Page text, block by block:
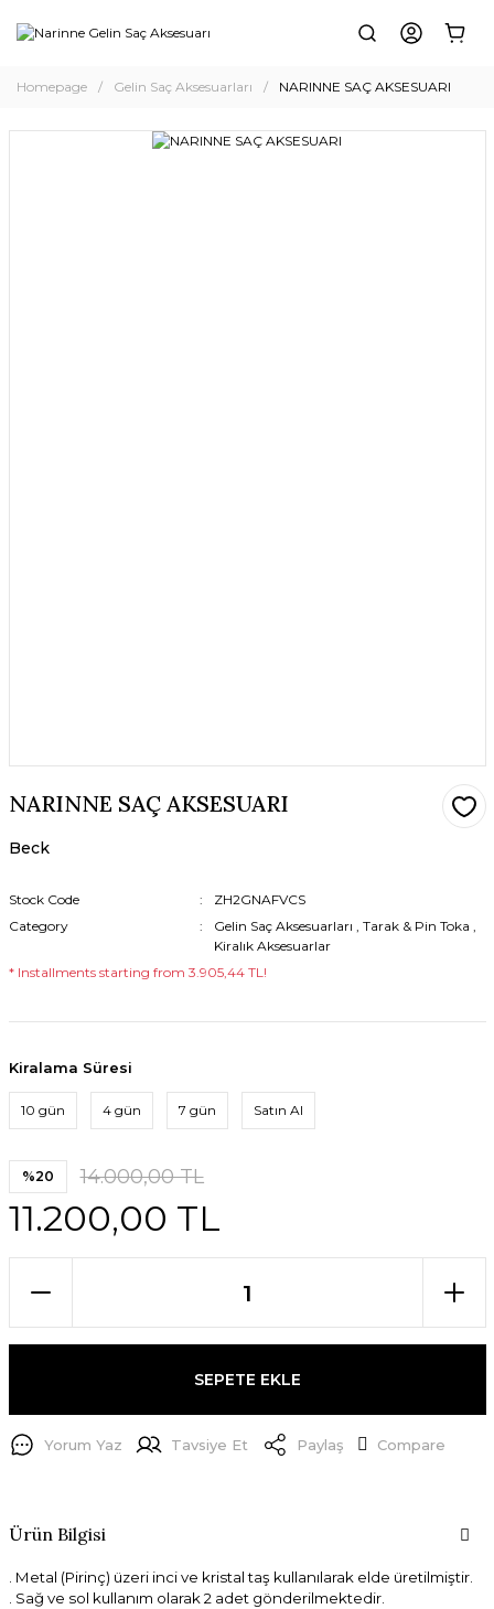
Homepage Gelin Saç Aksesuarları NARINNE SAÇ AKSESUARI
NARINNE SAÇ AKSESUARI
Beck
Stock Code
ZH2GNAFVCS
Category
Gelin Saç Aksesuarları , Tarak & Pin Toka ,
Kiralık Aksesuarlar
* Installments starting from 3.905,44 TL!
Kiralama Süresi
10 gün 4 gün 7 gün Satın Al
%20 14.000,00 TL
11.200,00 TL
SEPETE EKLE
Yorum Yaz Tavsiye Et Paylaş Compare
Ürün Bilgisi
. Metal (Pirinç) üzeri inci ve kristal taş kullanılarak elde üretilmiştir.
. Sağ ve sol kullanım olarak 2 adet gönderilmektedir.